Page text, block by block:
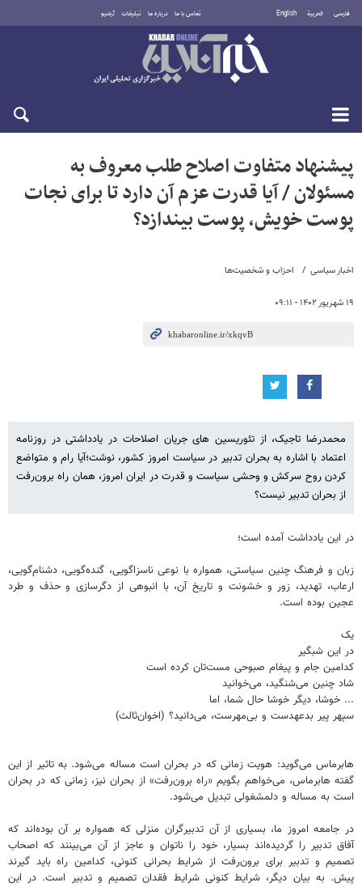
فارسی العربية English تماس با ما درباره ما تبلیغات آرشیو
جمعه ۱۶ مرداد ۱۴۰۵
اخبار سیاسی احزاب و شخصیت‌ها
۱۹ شهریور ۱۴۰۲ - ۰۹:۱۱
پیشنهاد متفاوت اصلاح طلب معروف به
مسئولان / آیا قدرت عزم آن دارد تا برای نجات
پوست خویش، پوست بیندازد؟
محمدرضا تاجیک، از تئوریسین های جریان اصلاحات در یادداشتی در روزنامه
اعتماد با اشاره به بحران تدبیر در سیاست امروز کشور، نوشت؛آیا رام و متواضع‌
کردن روح سرکش و وحشی سیاست و قدرت در ایران امروز، همان راه برون‌رفت
از بحران تدبیر نیست؟
در این یادداشت آمده است؛
زبان و فرهنگ چنین سیاستی، همواره با نوعی ناسزاگویی، گنده‌گویی، دشنام‌گویی،
ارعاب، تهدید، زور و خشونت و تاریخ آن، با انبوهی از دگرسازی و حذف و طرد
عجین بوده است.
یک
در این شبگیر
کدامین جام و پیغام صبوحی مست‌تان کرده است
شاد چنین می‌شنگید، می‌خوانید
... خوشا، دیگر خوشا حال شما، اما
سپهر پیر بدعهدست و بی‌مهرست، می‌دانید؟ (اخوان‌ثالث)
هابرماس می‌گوید: هویت زمانی که در بحران است مساله می‌شود. به تاثیر از این
گفته هابرماس، می‌خواهم بگویم «راه برون‌رفت» از بحران نیز، زمانی که در بحران
است به مساله و دلمشغولی تبدیل می‌شود.
در جامعه امروز ما، بسیاری از آن تدبیرگران منزلی که همواره بر آن بوده‌اند که
آفاق تدبیر را گردیده‌اند بسیار، خود را ناتوان و عاجز از آن می‌بینند که اصحاب
تصمیم و تدبیر برای برون‌رفت از شرایط بحرانی کنونی، کدامین راه باید گیرند
پیش. به بیان دیگر، شرایط کنونی شرایط فقدان تصمیم و تدبیر است. در این